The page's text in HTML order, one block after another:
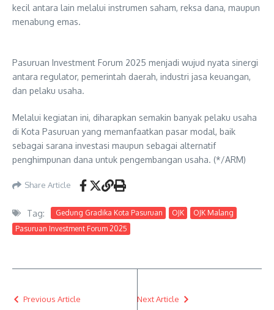
kecil antara lain melalui instrumen saham, reksa dana, maupun
menabung emas.
Pasuruan Investment Forum 2025 menjadi wujud nyata sinergi
antara regulator, pemerintah daerah, industri jasa keuangan,
dan pelaku usaha.
Melalui kegiatan ini, diharapkan semakin banyak pelaku usaha
di Kota Pasuruan yang memanfaatkan pasar modal, baik
sebagai sarana investasi maupun sebagai alternatif
penghimpunan dana untuk pengembangan usaha. (*/ARM)
Share Article
Tag: Gedung Gradika Kota Pasuruan OJK
OJK Malang
Pasuruan Investment Forum 2025
Previous Article Next Article